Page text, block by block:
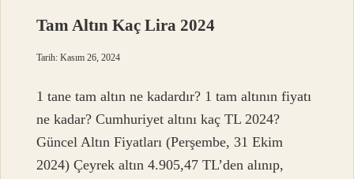
Tam Altın Kaç Lira 2024
Tarih: Kasım 26, 2024
1 tane tam altın ne kadardır? 1 tam altının fiyatı
ne kadar? Cumhuriyet altını kaç TL 2024?
Güncel Altın Fiyatları (Perşembe, 31 Ekim
2024) Çeyrek altın 4.905,47 TL’den alınıp,